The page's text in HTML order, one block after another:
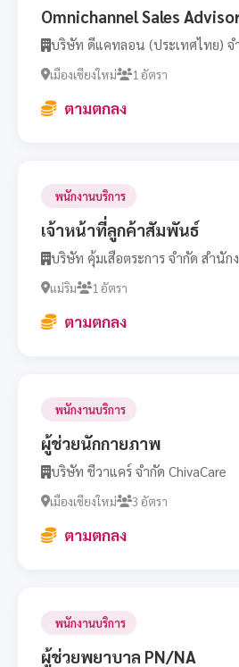
Omnichannel Sales
บริษัท ดีแคทลอน (ประเทศไทย) จ
เมืองเชียงใหม่ 1 อัตรา
ตามตกลง
พนักงานบริการ
เจ้าหน้าที่ลูกค้าสัมพันธ์
บริษัท คุ้มเสือตระการ จำกัด สำนั
แม่ริม 1 อัตรา
ตามตกลง
พนักงานบริการ
ผู้ช่วยนักกายภาพ
บริษัท ชีวาแคร์ จำกัด ChivaCare
เมืองเชียงใหม่ 3 อัตรา
ตามตกลง
พนักงานบริการ
ผู้ช่วยพยาบาล PN/NA